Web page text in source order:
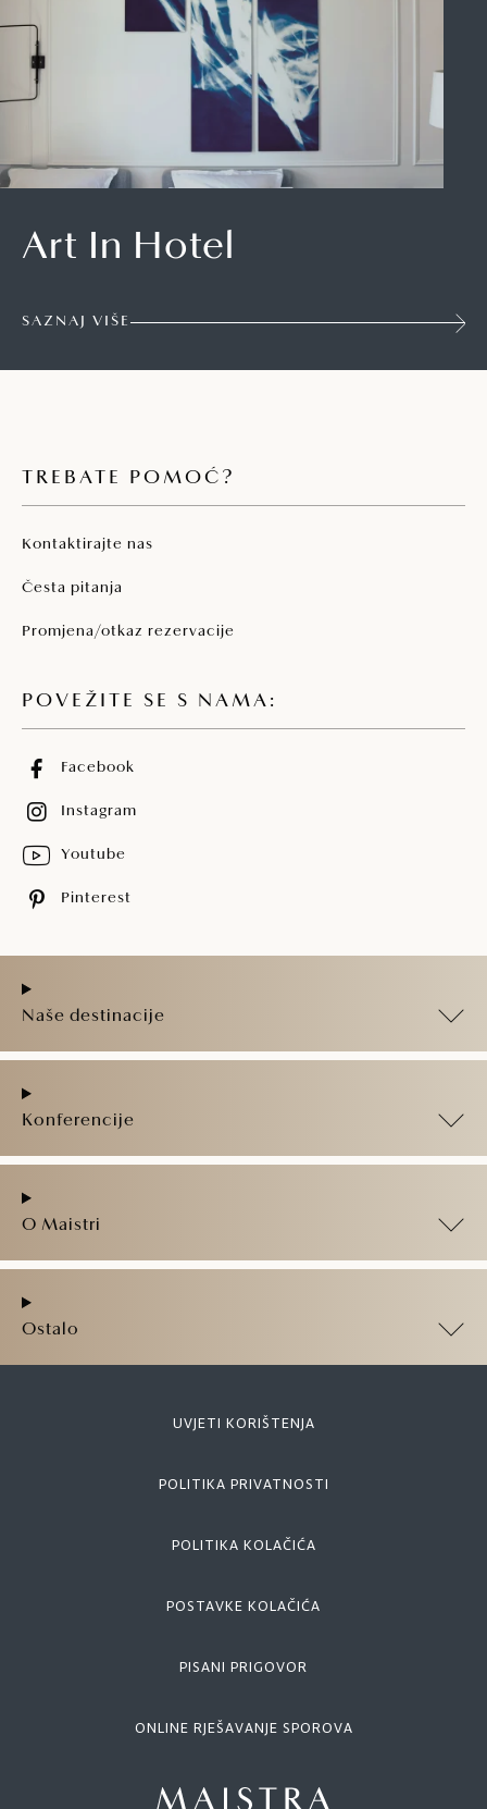
Art In Hotel
SAZNAJ VIŠE
TREBATE POMOĆ?
Kontaktirajte nas
Česta pitanja
Promjena/otkaz rezervacije
POVEŽITE SE S NAMA:
Facebook
Instagram
Youtube
Pinterest
Naše destinacije
Konferencije
O Maistri
Ostalo
UVJETI KORIŠTENJA
POLITIKA PRIVATNOSTI
POLITIKA KOLAČIĆA
POSTAVKE KOLAČIĆA
PISANI PRIGOVOR
ONLINE RJEŠAVANJE SPOROVA